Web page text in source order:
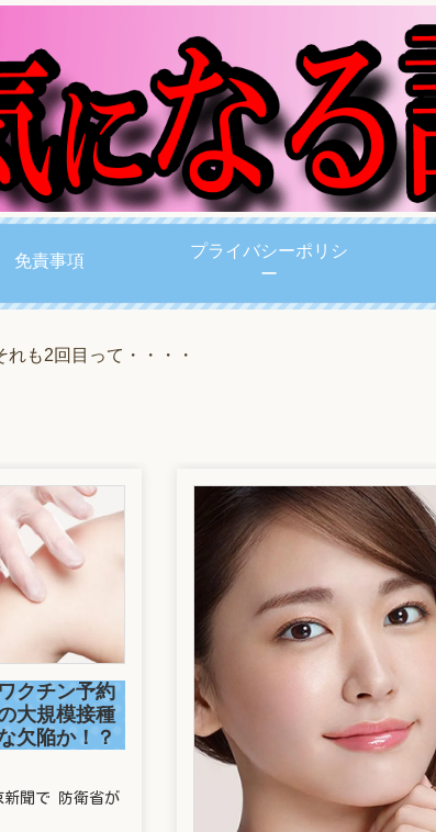
免責事項
プライバシーポリシ
ー
も2回目って・・・・
クチン予約
大規模接種
欠陥か！？
新聞で 防衛省が